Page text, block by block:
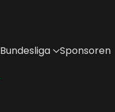
Bundesliga Sponsoren